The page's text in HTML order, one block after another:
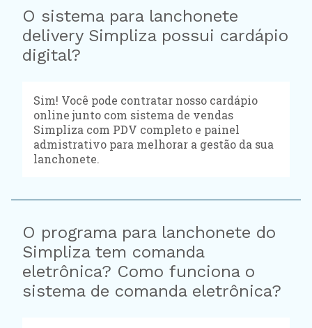
O sistema para lanchonete
delivery Simpliza possui cardápio
digital?
Sim! Você pode contratar nosso cardápio
online junto com sistema de vendas
Simpliza com PDV completo e painel
admistrativo para melhorar a gestão da sua
lanchonete.
O programa para lanchonete do
Simpliza tem comanda
eletrônica? Como funciona o
sistema de comanda eletrônica?